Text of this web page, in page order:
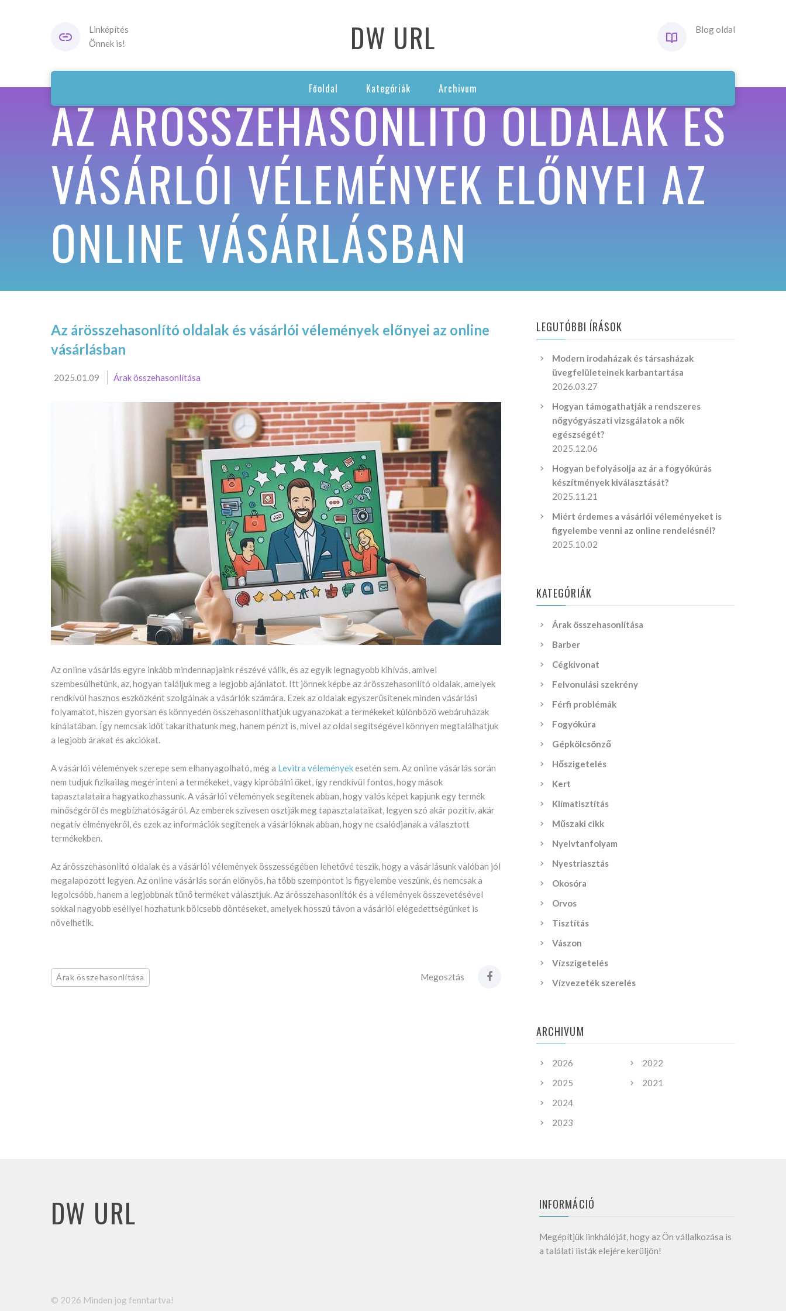
Linképítés
Önnek is!
DW URL Blog oldal
Főoldal Kategóriák Archivum
AZ ÁRÖSSZEHASONLÍTÓ OLDALAK ÉS
VÁSÁRLÓI VÉLEMÉNYEK ELŐNYEI AZ
ONLINE VÁSÁRLÁSBAN
Az árösszehasonlító oldalak és vásárlói vélemények előnyei az online
vásárlásban
2025.01.09 Árak összehasonlítása
Az online vásárlás egyre inkább mindennapjaink részévé válik, és az egyik legnagyobb kihívás, amivel
szembesülhetünk, az, hogyan találjuk meg a legjobb ajánlatot. Itt jönnek képbe az árösszehasonlító oldalak, amelyek
rendkívül hasznos eszközként szolgálnak a vásárlók számára. Ezek az oldalak egyszerűsítenek minden vásárlási
folyamatot, hiszen gyorsan és könnyedén összehasonlíthatjuk ugyanazokat a termékeket különböző webáruházak
kínálatában. Így nemcsak időt takaríthatunk meg, hanem pénzt is, mivel az oldal segítségével könnyen megtalálhatjuk
a legjobb árakat és akciókat.
A vásárlói vélemények szerepe sem elhanyagolható, még a Levitra véleményekesetén sem. Az online vásárlás során
nem tudjuk fizikailag megérinteni a termékeket, vagy kipróbálni őket, így rendkívül fontos, hogy mások
tapasztalataira hagyatkozhassunk. A vásárlói vélemények segítenek abban, hogy valós képet kapjunk egy termék
minőségéről és megbízhatóságáról. Az emberek szívesen osztják meg tapasztalataikat, legyen szó akár pozitív, akár
negatív élményekről, és ezek az információk segítenek a vásárlóknak abban, hogy ne csalódjanak a választott
termékekben.
Az árösszehasonlító oldalak és a vásárlói vélemények összességében lehetővé teszik, hogy a vásárlásunk valóban jól
megalapozott legyen. Az online vásárlás során előnyös, ha több szempontot is figyelembe veszünk, és nemcsak a
legolcsóbb, hanem a legjobbnak tűnő terméket választjuk. Az árösszehasonlítók és a vélemények összevetésével
sokkal nagyobb eséllyel hozhatunk bölcsebb döntéseket, amelyek hosszú távon a vásárlói elégedettségünket is
növelhetik.
Árak összehasonlítása Megosztás
LEGUTÓBBI ÍRÁSOK
Modern irodaházak és társasházak
üvegfelületeinek karbantartása
2026.03.27
Hogyan támogathatják a rendszeres
nőgyógyászati vizsgálatok a nők
egészségét?
2025.12.06
Hogyan befolyásolja az ár a fogyókúrás
készítmények kiválasztását?
2025.11.21
Miért érdemes a vásárlói véleményeket is
figyelembe venni az online rendelésnél?
2025.10.02
KATEGÓRIÁK
Árak összehasonlítása
Barber
Cégkivonat
Felvonulási szekrény
Férfi problémák
Fogyókúra
Gépkölcsönző
Hőszigetelés
Kert
Klímatisztítás
Műszaki cikk
Nyelvtanfolyam
Nyestriasztás
Okosóra
Orvos
Tisztítás
Vászon
Vízszigetelés
Vízvezeték szerelés
ARCHIVUM
2026
2025
2024
2023
2022
2021
INFORMÁCIÓ
Megépítjük linkhálóját, hogy az Ön vállalkozása is
a találati listák elejére kerüljön!
DW URL
© 2026 Minden jog fenntartva!